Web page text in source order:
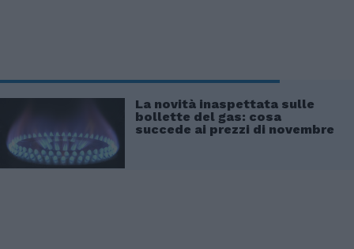
La novità inaspettata sulle
bollette del gas: cosa
succede ai prezzi di novembre